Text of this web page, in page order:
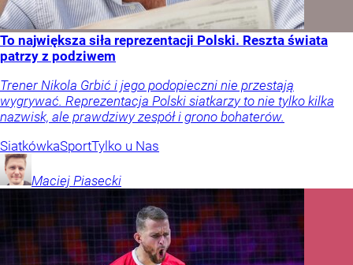
To największa siła reprezentacji Polski. Reszta świata
patrzy z podziwem
Trener Nikola Grbić i jego podopieczni nie przestają
wygrywać. Reprezentacja Polski siatkarzy to nie tylko kilka
nazwisk, ale prawdziwy zespół i grono bohaterów.
SiatkówkaSportTylko u Nas
Maciej Piasecki